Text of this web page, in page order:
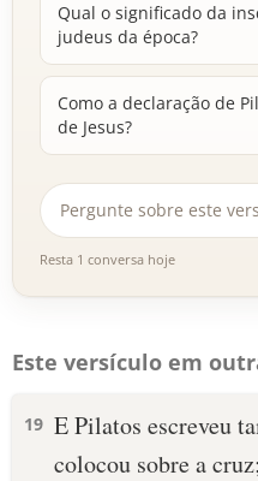
Qual o significado da
judeus da época?
Como a declaração de
de Jesus?
Resta 1 conversa hoje
Este versículo em
19 E Pilatos escreveu
colocou sobre a